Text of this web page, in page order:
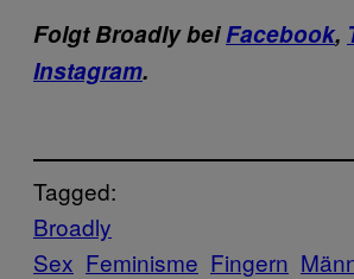
Folgt Broadly beiFacebook,
Instagram.
Tagged:
Broadly
Sex Feminisme Fingern